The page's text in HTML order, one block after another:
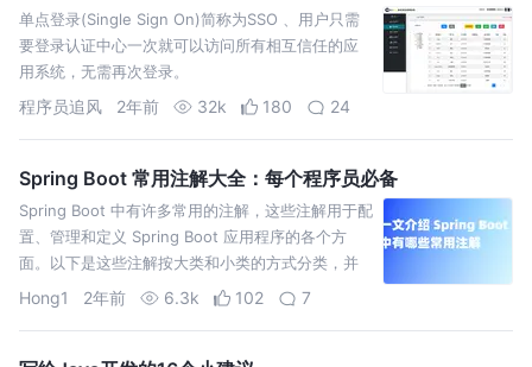
单点登录(Single Sign On)简称为SSO 、用户只需
要登录认证中心一次就可以访问所有相互信任的应
用系统，无需再次登录。
程序员追风 2年前 32k 180 24
Spring Boot 常用注解大全：每个程序员必备
Spring Boot 中有许多常用的注解，这些注解用于配
置、管理和定义 Spring Boot 应用程序的各个方
面。以下是这些注解按大类和小类的方式分类，并
附有解释和示例。 一、Spring Boo
Hong1 2年前 6.3k 102 7